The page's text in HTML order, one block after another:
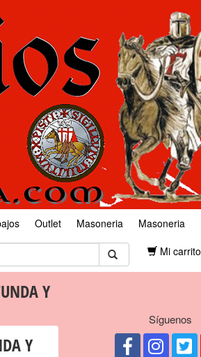
Outlet Masoneria
Masoneria
Mi carrito
Y
Y
Síguenos